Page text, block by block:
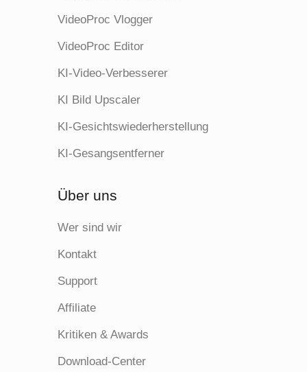
VideoProc Vlogger
VideoProc Editor
KI-Video-Verbesserer
KI Bild Upscaler
KI-Gesichtswiederherstellung
KI-Gesangsentferner
Über uns
Wer sind wir
Kontakt
Support
Affiliate
Kritiken & Awards
Download-Center